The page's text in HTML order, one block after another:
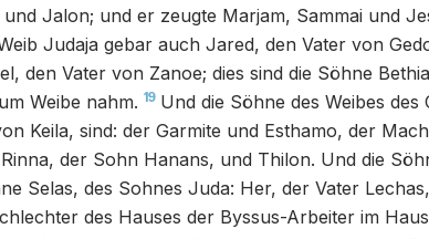
Jalon; und er zeugte Marjam, Sammai und
Judaja gebar auch Jared, den Vater von
den Vater von Zanoe; dies sind die Söhne
Weibe nahm. 19 Und die Söhne des Weibes
Keila, sind: der Garmite und Esthamo, der
der Sohn Hanans, und Thilon. Und die
Selas, des Sohnes Juda: Her, der Vater
des Hauses der Byssus-Arbeiter im